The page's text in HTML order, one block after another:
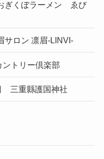
索
ぎくぼラーメン ゑび
ロン 凛眉-LINVI-
トリー倶楽部
三重縣護国神社